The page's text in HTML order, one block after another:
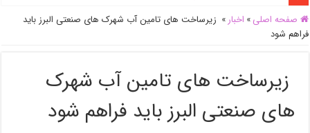
صفحه اصلی » اخبار » زیرساخت های تامین آب شهرک های صنعتی البرز باید
فراهم شود
زیرساخت های تامین آب شهرک
های صنعتی البرز باید فراهم شود